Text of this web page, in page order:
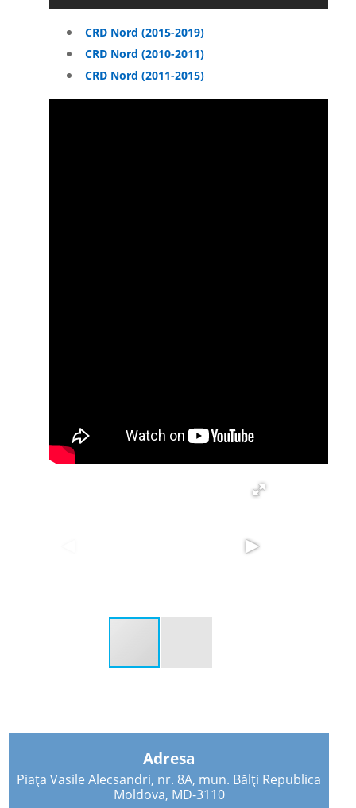
CRD Nord (2015-2019)
CRD Nord (2010-2011)
CRD Nord (2011-2015)
Adresa
Piața Vasile Alecsandri, nr. 8A, mun. Bălți Republica
Moldova, MD-3110